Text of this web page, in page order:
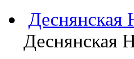
Деснянская
Деснянская